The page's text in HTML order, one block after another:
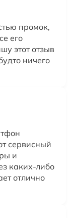
промок,
его
этот отзыв
ничего
сервисный
и
каких-либо
отлично